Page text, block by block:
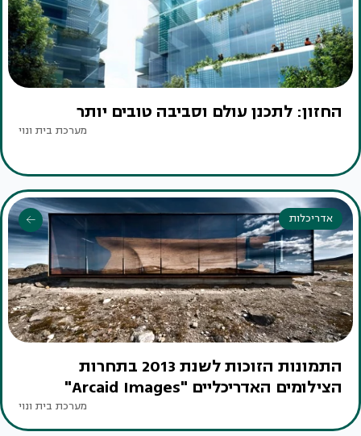
החזון: לתכנן עולם וסביבה טובים יותר
מערכת בית ונוי
אדריכלות
התמונות הזוכות לשנת 2013 בתחרות
הצילומים האדריכליים "Arcaid Images"
מערכת בית ונוי